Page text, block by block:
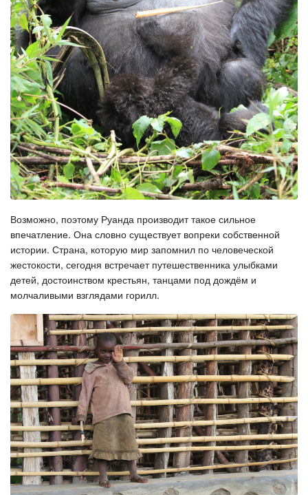
Возможно, поэтому Руанда производит такое сильное
впечатление. Она словно существует вопреки собственной
истории. Страна, которую мир запомнил по человеческой
жестокости, сегодня встречает путешественника улыбками
детей, достоинством крестьян, танцами под дождём и
молчаливыми взглядами горилл.